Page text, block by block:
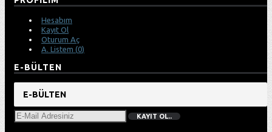
Hesabım
Kayıt Ol
Oturum Aç
A. Listem (0)
E-BÜLTEN
E-BÜLTEN
KAYIT OL..